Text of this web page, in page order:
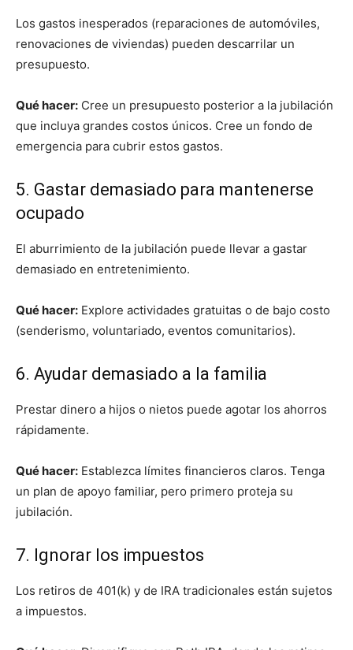
Los gastos inesperados (reparaciones de automóviles,
renovaciones de viviendas) pueden descarrilar un
presupuesto.
Qué hacer: Cree un presupuesto posterior a la jubilación
que incluya grandes costos únicos. Cree un fondo de
emergencia para cubrir estos gastos.
5. Gastar demasiado para mantenerse
ocupado
El aburrimiento de la jubilación puede llevar a gastar
demasiado en entretenimiento.
Qué hacer: Explore actividades gratuitas o de bajo costo
(senderismo, voluntariado, eventos comunitarios).
6. Ayudar demasiado a la familia
Prestar dinero a hijos o nietos puede agotar los ahorros
rápidamente.
Qué hacer: Establezca límites financieros claros. Tenga
un plan de apoyo familiar, pero primero proteja su
jubilación.
7. Ignorar los impuestos
Los retiros de 401(k) y de IRA tradicionales están sujetos
a impuestos.